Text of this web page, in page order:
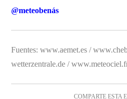
@meteobenás
Fuentes: www.aemet.es /
wetterzentrale.de /
COMPARTE ESTA